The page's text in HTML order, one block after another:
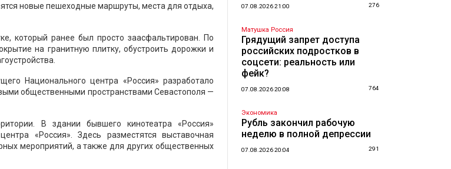
новые пешеходные маршруты, места для отдыха,
который ранее был просто заасфальтирован. По
на гранитную плитку, обустроить дорожки и
Национального центра «Россия» разработало
общественными пространствами Севастополя —
В здании бывшего кинотеатра «Россия»
«Россия». Здесь разместятся выставочная
мероприятий, а также для других общественных
07.08.2026 21:00 276
Матушка Россия
Грядущий запрет доступа
российских подростков в
соцсети: реальность или
фейк?
07.08.2026 20:08 764
Экономика
Рубль закончил рабочую
неделю в полной депрессии
07.08.2026 20:04 291